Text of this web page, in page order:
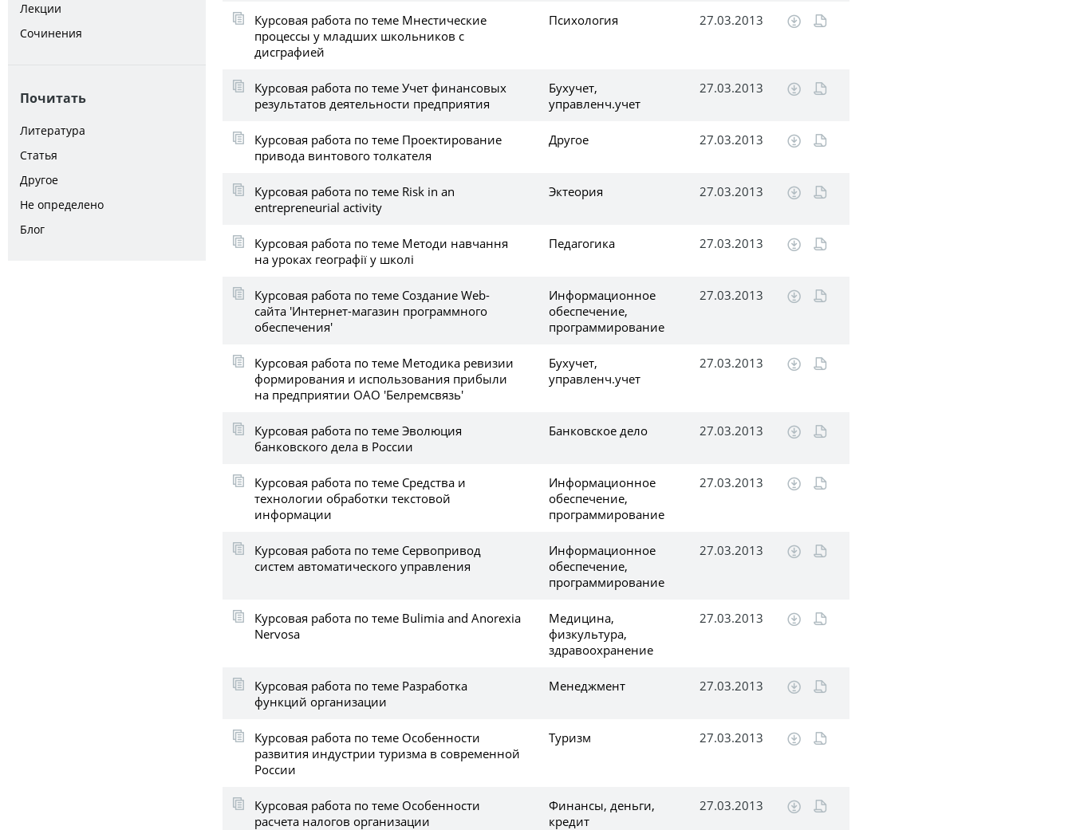
Лекции
Сочинения
Почитать
Литература
Статья
Другое
Не определено
Блог
Курсовая работа по теме Мнестические
процессы у младших школьников с
дисграфией
Психология 27.03.2013
Курсовая работа по теме Учет финансовых
результатов деятельности предприятия
Бухучет,
управленч.учет
27.03.2013
Курсовая работа по теме Проектирование
привода винтового толкателя
Другое 27.03.2013
Курсовая работа по теме Risk in an
entrepreneurial activity
Эктеория 27.03.2013
Курсовая работа по теме Методи навчання
на уроках географії у школі
Педагогика 27.03.2013
Курсовая работа по теме Создание Web-
сайта 'Интернет-магазин программного
обеспечения'
Информационное
обеспечение,
программирование
27.03.2013
Курсовая работа по теме Методика ревизии
формирования и использования прибыли
на предприятии ОАО 'Белремсвязь'
Бухучет,
управленч.учет
27.03.2013
Курсовая работа по теме Эволюция
банковского дела в России
Банковское дело 27.03.2013
Курсовая работа по теме Средства и
технологии обработки текстовой
информации
Информационное
обеспечение,
программирование
27.03.2013
Курсовая работа по теме Сервопривод
систем автоматического управления
Информационное
обеспечение,
программирование
27.03.2013
Курсовая работа по теме Bulimia and Anorexia
Nervosa
Медицина,
физкультура,
здравоохранение
27.03.2013
Курсовая работа по теме Разработка
функций организации
Менеджмент 27.03.2013
Курсовая работа по теме Особенности
развития индустрии туризма в современной
России
Туризм 27.03.2013
Курсовая работа по теме Особенности
расчета налогов организации
Финансы, деньги,
кредит
27.03.2013